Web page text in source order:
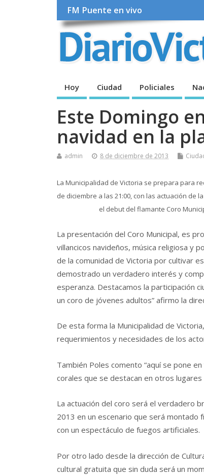
FM Puente en vivo
Hoy Ciudad Policiales
Este Domingo
navidad en la
admin 8 de diciembre de 2013
La Municipalidad de Victoria se prepara para
de diciembre a las 21:00, con las actuación de
el debut del flamante Coro
La presentación del Coro Municipal, es
villancicos navideños, música religiosa y
de la comunidad de Victoria por cultivar
demostrado un verdadero interés y
esperanza. Destacamos la participación
un coro de jóvenes adultos” afirmo la
De esta forma la Municipalidad de
requerimientos y necesidades de los
También Poles comento “aquí se pone
corales que se destacan en otros lugares
La actuación del coro será el verdadero
2013 en un escenario que será montado
con un espectáculo de fuegos artificiales.
Por otro lado desde la dirección de
cultural gratuita que sin duda será un